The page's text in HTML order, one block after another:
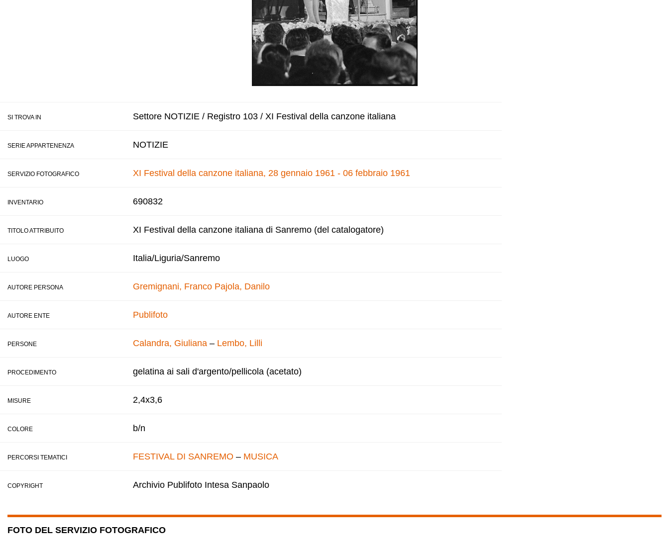
SI TROVA IN Settore NOTIZIE / Registro 103 / XI Festival della canzone italiana
SERIE APPARTENENZA NOTIZIE
SERVIZIO FOTOGRAFICO XI Festival della canzone italiana, 28 gennaio 1961 - 06 febbraio 1961
INVENTARIO 690832
TITOLO ATTRIBUITO XI Festival della canzone italiana di Sanremo (del catalogatore)
LUOGO Italia/Liguria/Sanremo
AUTORE PERSONA Gremignani, Franco Pajola, Danilo
AUTORE ENTE Publifoto
PERSONE Calandra, Giuliana – Lembo, Lilli
PROCEDIMENTO gelatina ai sali d'argento/pellicola (acetato)
MISURE 2,4x3,6
COLORE b/n
PERCORSI TEMATICI FESTIVAL DI SANREMO – MUSICA
COPYRIGHT Archivio Publifoto Intesa Sanpaolo
FOTO DEL SERVIZIO FOTOGRAFICO